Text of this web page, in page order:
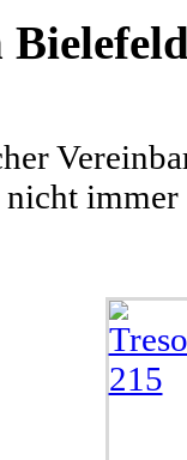
immer